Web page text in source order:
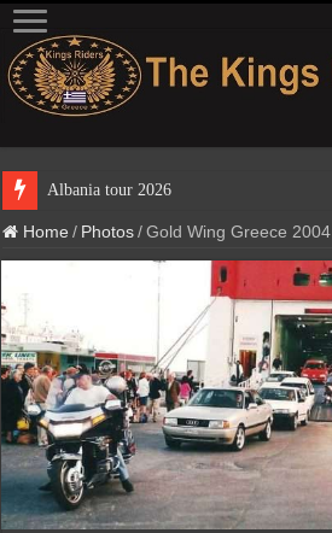
Albania tour 2026
Home / Photos / Gold Wing Greece 2004